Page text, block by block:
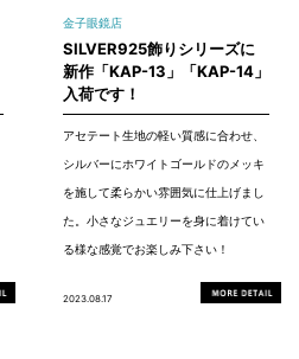
金子眼鏡店
SILVER925飾りシリーズに
新作「KAP-13」「KAP-14」
入荷です！
アセテート生地の軽い質感に合わせ、
シルバーにホワイトゴールドのメッキ
を施して柔らかい雰囲気に仕上げまし
た。小さなジュエリーを身に着けてい
る様な感覚でお楽しみ下さい！
2023.08.17